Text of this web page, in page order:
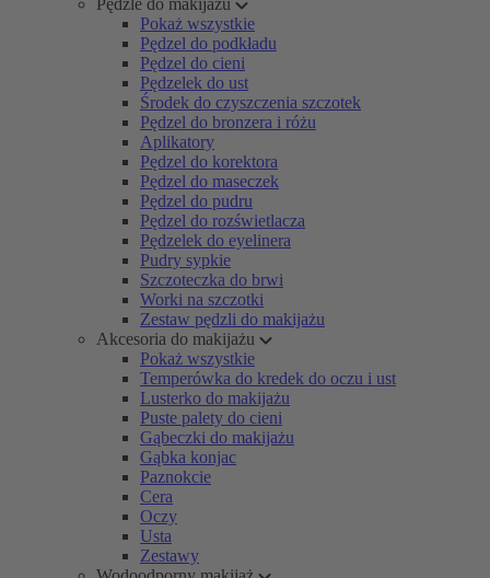
Pędzle do makijażu
Pokaż wszystkie
Pędzel do podkładu
Pędzel do cieni
Pędzelek do ust
Środek do czyszczenia szczotek
Pędzel do bronzera i różu
Aplikatory
Pędzel do korektora
Pędzel do maseczek
Pędzel do pudru
Pędzel do rozświetlacza
Pędzelek do eyelinera
Pudry sypkie
Szczoteczka do brwi
Worki na szczotki
Zestaw pędzli do makijażu
Akcesoria do makijażu
Pokaż wszystkie
Temperówka do kredek do oczu i ust
Lusterko do makijażu
Puste palety do cieni
Gąbeczki do makijażu
Gąbka konjac
Paznokcie
Cera
Oczy
Usta
Zestawy